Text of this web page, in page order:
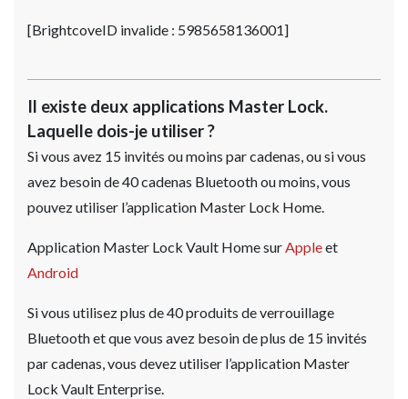
[BrightcoveID invalide : 5985658136001]
Il existe deux applications Master Lock.
Laquelle dois-je utiliser ?
Si vous avez 15 invités ou moins par cadenas, ou si vous
avez besoin de 40 cadenas Bluetooth ou moins, vous
pouvez utiliser l’application Master Lock Home.
Application Master Lock Vault Home surAppleet
Android
Si vous utilisez plus de 40 produits de verrouillage
Bluetooth et que vous avez besoin de plus de 15 invités
par cadenas, vous devez utiliser l’application Master
Lock Vault Enterprise.